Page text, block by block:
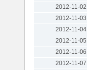
2012-11-02
2012-11-03
2012-11-04
2012-11-05
2012-11-06
2012-11-07